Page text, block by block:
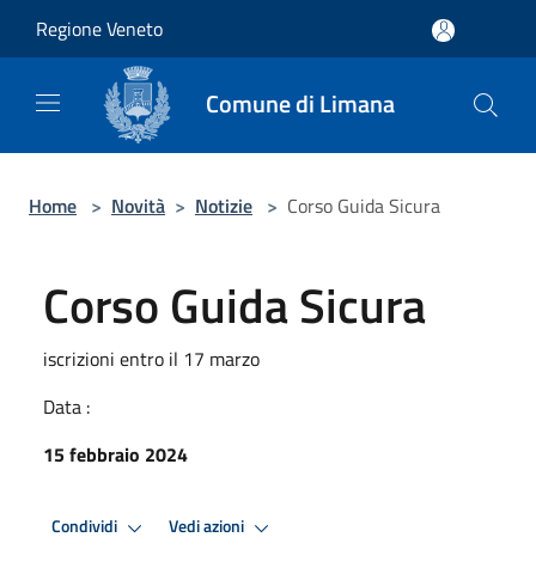
Regione Veneto
Comune di Limana
Home > Novità > Notizie > Corso Guida Sicura
Corso Guida Sicura
iscrizioni entro il 17 marzo
Data :
15 febbraio 2024
Condividi Vedi azioni